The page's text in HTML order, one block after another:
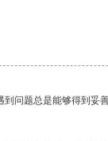
问题总是能够得到妥